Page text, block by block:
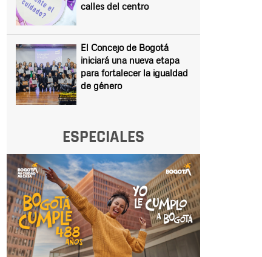
calles del centro
El Concejo de Bogotá
iniciará una nueva etapa
para fortalecer la igualdad
de género
ESPECIALES